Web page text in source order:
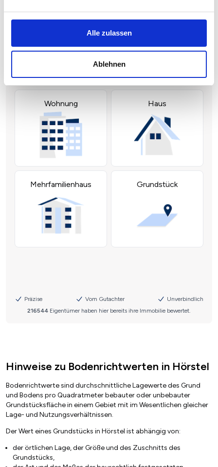
Alle zulassen
Ablehnen
Hinweise zu Bodenrichtwerten in Hörstel
Bodenrichtwerte sind durchschnittliche Lagewerte des Grund
und Bodens pro Quadratmeter bebauter oder unbebauter
Grundstücksfläche in einem Gebiet mit im Wesentlichen gleicher
Lage- und Nutzungsverhältnissen.
Der Wert eines Grundstücks in Hörstel ist abhängig von:
der örtlichen Lage, der Größe und des Zuschnitts des
Grundstücks,